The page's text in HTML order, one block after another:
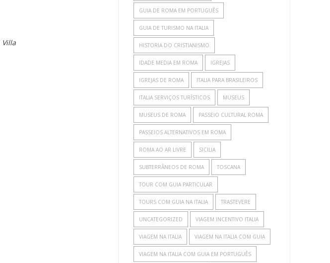
Villa
GUIA DE ROMA EM PORTUGUÊS
GUIA DE TURISMO NA ITALIA
HISTORIA DO CRISTIANISMO
IDADE MEDIA EM ROMA IGREJAS
IGREJAS DE ROMA ITALIA PARA BRASILEIROS
ITALIA SERVIÇOS TURÍSTICOS MUSEUS
MUSEUS DE ROMA PASSEIO CULTURAL ROMA
PASSEIOS ALTERNATIVOS EM ROMA
ROMA AO AR LIVRE SICILIA
SUBTERRÂNEOS DE ROMA TOSCANA
TOUR COM GUIA PARTICULAR
TOURS COM GUIA NA ITALIA TRASTEVERE
UNCATEGORIZED VIAGEM INCENTIVO ITALIA
VIAGEM NA ITALIA VIAGEM NA ITALIA COM GUIA
VIAGEM NA ITALIA COM GUIA EM PORTUGUÊS